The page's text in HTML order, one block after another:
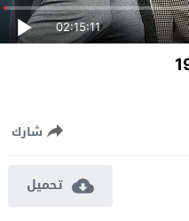
02:15:11
شارك
تحميل